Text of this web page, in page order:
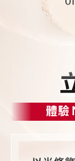
體驗